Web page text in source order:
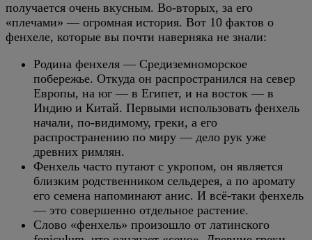
получается очень вкусным. Во-вторых, за его
«плечами» — огромная история. Вот 10 фактов о
фенхеле, которые вы почти наверняка не знали:
Родина фенхеля — Средиземноморское
побережье. Откуда он распространился на север
Европы, на юг — в Египет, и на восток — в
Индию и Китай. Первыми использовать фенхель
начали, по-видимому, греки, а его
распространению по миру — дело рук уже
древних римлян.
Фенхель часто путают с укропом, он является
близким родственником сельдерея, а по аромату
его семена напоминают анис. И всё-таки фенхель
— это совершенно отдельное растение.
Слово «фенхель» произошло от латинского